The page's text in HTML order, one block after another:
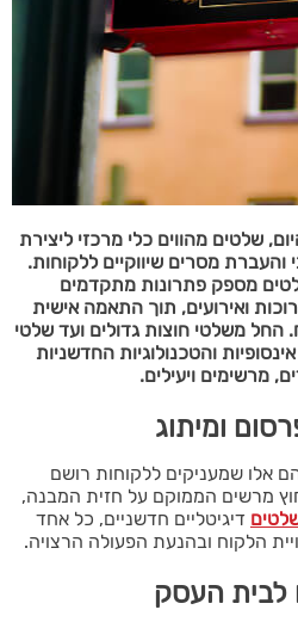
שלטים מהווים כלי מרכזי ליצירת
והעברת מסרים שיווקיים ללקוחות.
מספק פתרונות מתקדמים
ואירועים, תוך התאמה אישית
החל משלטי חוצות גדולים ועד שלטי
והטכנולוגיות החדשניות
מרשימים ויעילים.
ומיתוג
אלו שמעניקים ללקוחות רושם
מרשים הממוקם על חזית המבנה,
דיגיטליים חדשניים, כל אחד
הלקוח ובהנעת הפעולה הרצויה.
לבית העסק